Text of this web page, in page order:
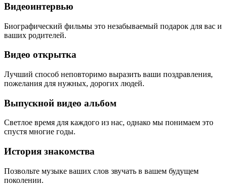
Видеоинтервью
Биографический фильмы это незабываемый подарок для вас и
ваших родителей.
Видео открытка
Лучший способ неповторимо выразить ваши поздравления,
пожелания для нужных, дорогих людей.
Выпускной видео альбом
Светлое время для каждого из нас, однако мы понимаем это
спустя многие годы.
История знакомства
Позвольте музыке ваших слов звучать в вашем будущем
поколении.